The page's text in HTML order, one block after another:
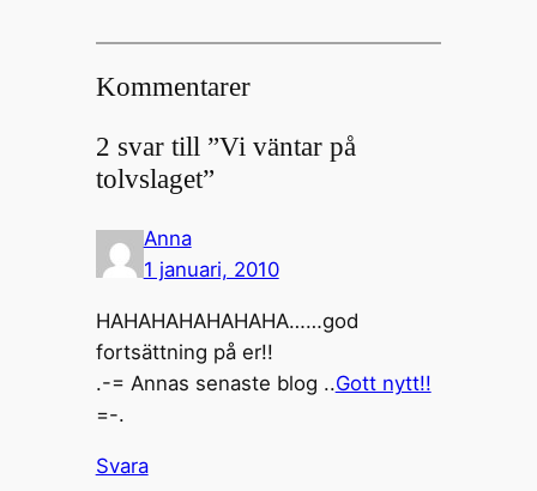
Kommentarer
2 svar till ”Vi väntar på
tolvslaget”
Anna
1 januari, 2010
HAHAHAHAHAHAHA……god
fortsättning på er!!
.-= Annas senaste blog ..Gott nytt!!
=-.
Svara